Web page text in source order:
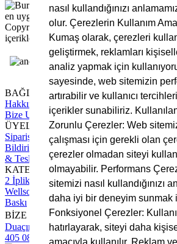
nasıl kullandığınızı
olur. Çerezlerin Kullanım
Kumaş olarak, çerezleri
geliştirmek, reklamları
analiz yapmak için
sayesinde, web sitemizin
artırabilir ve kullanıcı
içerikler sunabiliriz.
Zorunlu Çerezler: Web
çalışması için gerekli olan
çerezler olmadan siteyi
olmayabilir. Performans
sitemizi nasıl kullandığınızı
daha iyi bir deneyim sunmak
Fonksiyonel Çerezler:
hatırlayarak, siteyi daha
Copyright © 2025 Bursa Kumaş, Tüm
içerikleri ve görsellerin izinsiz kullanımı
BAĞLANTILAR
Hakkımızda
Bize Ulaşın
ÜYELİK
Sipariş TakipHesap Numaralarımız Üyelik
Bildirimi Yapın
Mesafeli Satış Sözleşmesi
& Teslimat Süreci
KATEGORİLER
2 İplik Kumaş3 İplik Kumaşİnterlok
Wellsoft Kumaş
Polar Kumaş
Baskı
BİZE ULAŞIN
Duaçınar Mah 2. Belde Sokak No:4/1 No: 1
405 08 16
info@bursakumas.com.tr